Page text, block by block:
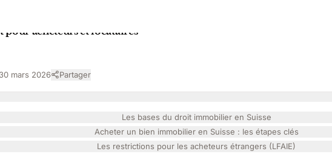
acheteurs et locataires
30 mars 2026 Partager
Les bases du droit immobilier en Suisse
Acheter un bien immobilier en Suisse : les étapes clés
Les restrictions pour les acheteurs étrangers (LFAIE)